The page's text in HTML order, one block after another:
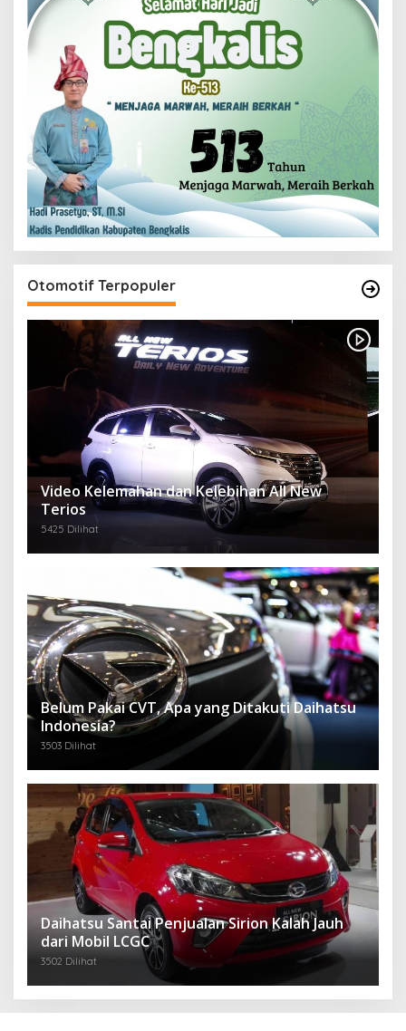
Otomotif Terpopuler
Video Kelemahan dan Kelebihan All New
Terios
5425 Dilihat
Belum Pakai CVT, Apa yang Ditakuti Daihatsu
Indonesia?
3503 Dilihat
Daihatsu Santai Penjualan Sirion Kalah Jauh
dari Mobil LCGC
3502 Dilihat